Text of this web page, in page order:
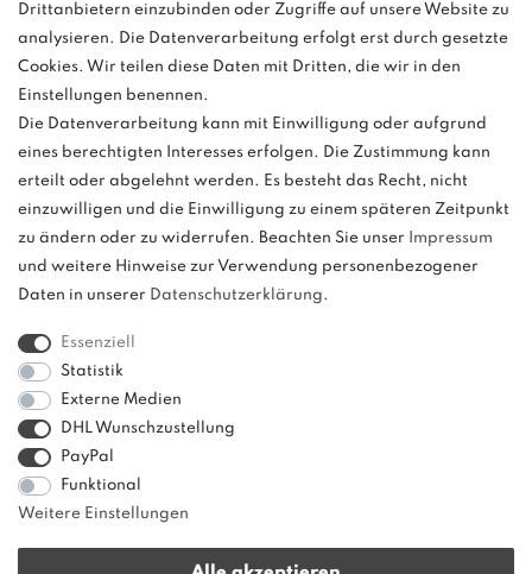
Anrufe aus dem dt. Festnetz zum Ortstarif, Preise aus dem Mobilfunknetz
ggf. abweichend (abhängig vom Provider).
und
weitere.
Drittanbietern einzubinden oder Zugriffe auf unsere Website zu
analysieren. Die Datenverarbeitung erfolgt erst durch gesetzte
Cookies. Wir teilen diese Daten mit Dritten, die wir in den
Einstellungen benennen.
Die Datenverarbeitung kann mit Einwilligung oder aufgrund
eines berechtigten Interesses erfolgen. Die Zustimmung kann
erteilt oder abgelehnt werden. Es besteht das Recht, nicht
einzuwilligen und die Einwilligung zu einem späteren Zeitpunkt
zu ändern oder zu widerrufen. Beachten Sie unser
Impressum
und weitere Hinweise zur Verwendung personenbezogener
Daten in unserer Daten­schutz­erklärung.
Essenziell
Statistik
Externe Medien
DHL Wunschzustellung
PayPal
Funktional
Weitere Einstellungen
Sinne einer Preisermäßigung, sondern lediglich
einen Preisvergleich zur unverbindlichen
Preisempfehlung seitens des Herstellers dar.